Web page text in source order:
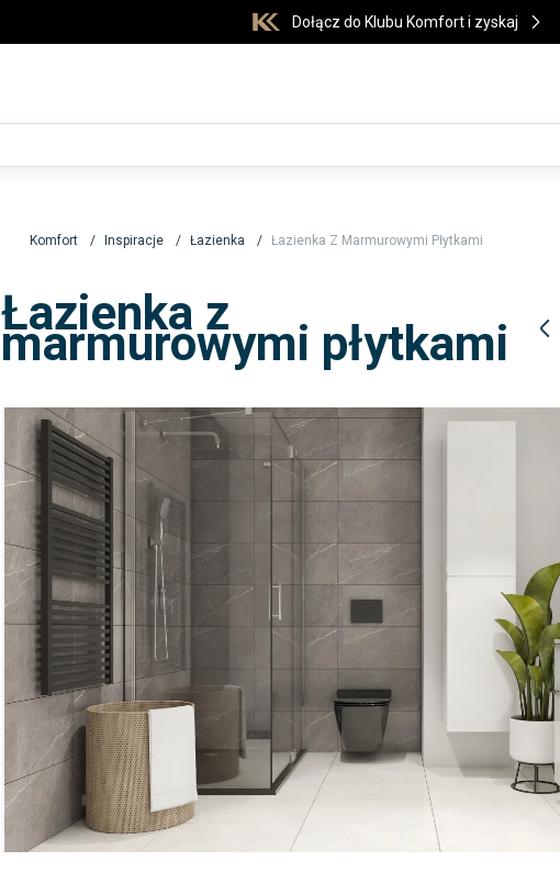
Dołącz do Klubu Komfort i zyskaj
Komfort Inspiracje Łazienka Łazienka Z Marmurowymi Płytkami
Łazienka z
marmurowymi płytkami